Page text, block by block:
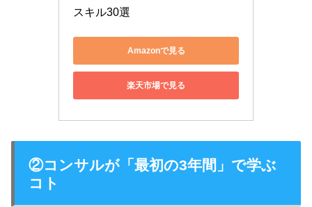
スキル30選
Amazonで見る
楽天市場で見る
②コンサルが「最初の3年間」で学ぶ
コト